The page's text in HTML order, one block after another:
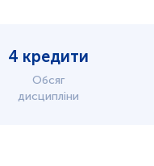
4 кредити
Обсяг
дисципліни